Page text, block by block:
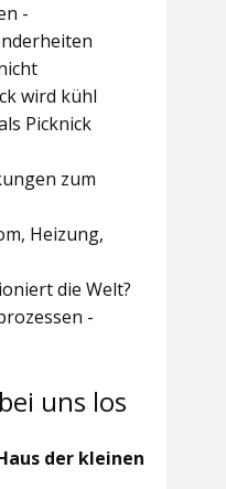
-
wird kühl
Picknick
zum
Heizung,
die Welt?
-
uns los
der kleinen